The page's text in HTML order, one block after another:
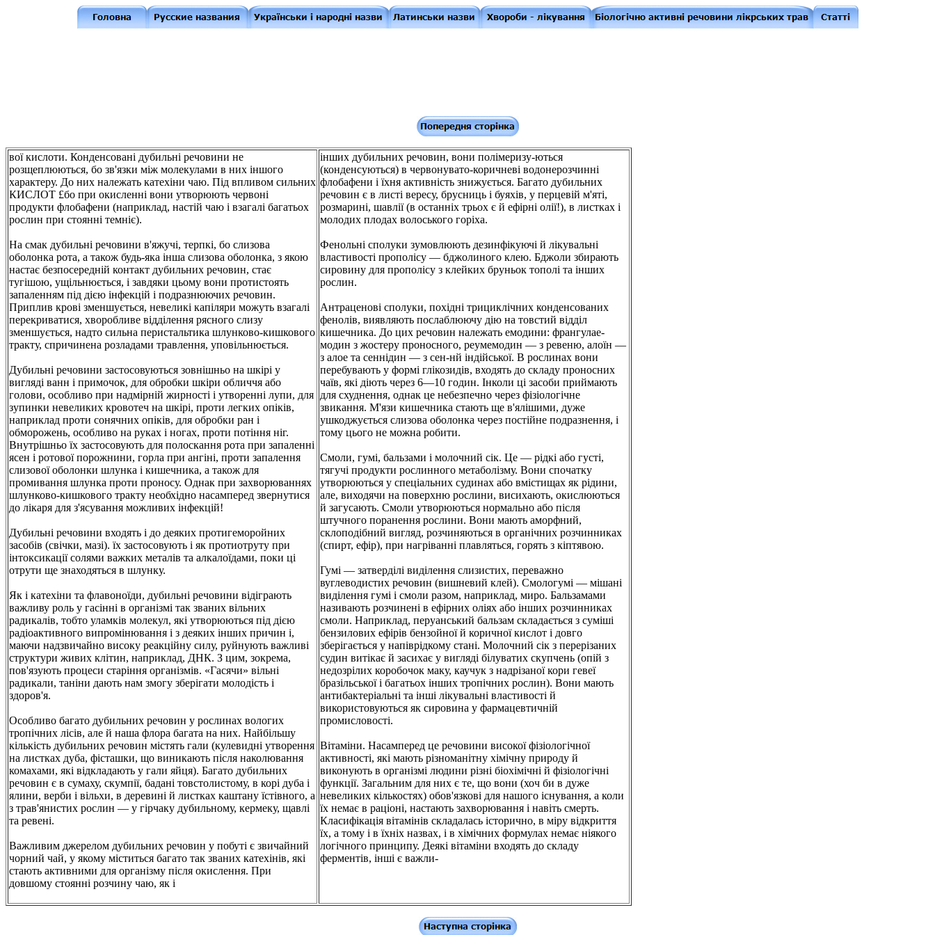
вої кислоти. Конденсовані дубильні речовини не
розщеплюються, бо зв'язки між молекулами в них іншого
характеру. До них належать катехіни чаю. Під впливом сильних
КИСЛОТ £бо при окисленні вони утворюють червоні
продукти флобафени (наприклад, настій чаю і взагалі багатьох
рослин при стоянні темніє).
На смак дубильні речовини в'яжучі, терпкі, бо слизова
оболонка рота, а також будь-яка інша слизова оболонка, з якою
настає безпосередній контакт дубильних речовин, стає
тугішою, ущільнюється, і завдяки цьому вони протистоять
запаленням під дією інфекцій і подразнюючих речовин.
Приплив крові зменшується, невеликі капіляри можуть взагалі
перекриватися, хворобливе відділення рясного слизу
зменшується, надто сильна перистальтика шлунково-кишкового
тракту, спричинена розладами травлення, уповільнюється.
Дубильні речовини застосовуються зовнішньо на шкірі у
вигляді ванн і примочок, для обробки шкіри обличчя або
голови, особливо при надмірній жирності і утворенні лупи, для
зупинки невеликих кровотеч на шкірі, проти легких опіків,
наприклад проти сонячних опіків, для обробки ран і
обморожень, особливо на руках і ногах, проти потіння ніг.
Внутрішньо їх застосовують для полоскання рота при запаленні
ясен і ротової порожнини, горла при ангіні, проти запалення
слизової оболонки шлунка і кишечника, а також для
промивання шлунка проти проносу. Однак при захворюваннях
шлунково-кишкового тракту необхідно насамперед звернутися
до лікаря для з'ясування можливих інфекцій!
Дубильні речовини входять і до деяких протигеморойних
засобів (свічки, мазі). їх застосовують і як протиотруту при
інтоксикації солями важких металів та алкалоїдами, поки ці
отрути ще знаходяться в шлунку.
Як і катехіни та флавоноїди, дубильні речовини відіграють
важливу роль у гасінні в організмі так званих вільних
радикалів, тобто уламків молекул, які утворюються під дією
радіоактивного випромінювання і з деяких інших причин і,
маючи надзвичайно високу реакційну силу, руйнують важливі
структури живих клітин, наприклад, ДНК. З цим, зокрема,
пов'язують процеси старіння організмів. «Гасячи» вільні
радикали, таніни дають нам змогу зберігати молодість і
здоров'я.
Особливо багато дубильних речовин у рослинах вологих
тропічних лісів, але й наша флора багата на них. Найбільшу
кількість дубильних речовин містять гали (кулевидні утворення
на листках дуба, фісташки, що виникають після наколювання
комахами, які відкладають у гали яйця). Багато дубильних
речовин є в сумаху, скумпії, бадані товстолистому, в корі дуба і
ялини, верби і вільхи, в деревині й листках каштану їстівного, а
з трав'янистих рослин — у гірчаку дубильному, кермеку, щавлі
та ревені.
Важливим джерелом дубильних речовин у побуті є звичайний
чорний чай, у якому міститься багато так званих катехінів, які
стають активними для організму після окислення. При
довшому стоянні розчину чаю, як і
інших дубильних речовин, вони полімеризу-ються
(конденсуються) в червонувато-коричневі водонерозчинні
флобафени і їхня активність знижується. Багато дубильних
речовин є в листі вересу, брусниць і буяхів, у перцевій м'яті,
розмарині, шавлії (в останніх трьох є й ефірні олії!), в листках і
молодих плодах волоського горіха.
Фенольні сполуки зумовлюють дезинфікуючі й лікувальні
властивості прополісу — бджолиного клею. Бджоли збирають
сировину для прополісу з клейких бруньок тополі та інших
рослин.
Антраценові сполуки, похідні трициклічних конденсованих
фенолів, виявляють послаблюючу дію на товстий відділ
кишечника. До цих речовин належать емодини: франгулае-
модин з жостеру проносного, реумемодин — з ревеню, алоїн —
з алое та сеннідин — з сен-нй індійської. В рослинах вони
перебувають у формі глікозидів, входять до складу проносних
чаїв, які діють через 6—10 годин. Інколи ці засоби приймають
для схуднення, однак це небезпечно через фізіологічне
звикання. М'язи кишечника стають ще в'ялішими, дуже
ушкоджується слизова оболонка через постійне подразнення, і
тому цього не можна робити.
Смоли, гумі, бальзами і молочний сік. Це — рідкі або густі,
тягучі продукти рослинного метаболізму. Вони спочатку
утворюються у спеціальних судинах або вмістищах як рідини,
але, виходячи на поверхню рослини, висихають, окислюються
й загусають. Смоли утворюються нормально або після
штучного поранення рослини. Вони мають аморфний,
склоподібний вигляд, розчиняються в органічних розчинниках
(спирт, ефір), при нагріванні плавляться, горять з кіптявою.
Гумі — затверділі виділення слизистих, переважно
вуглеводистих речовин (вишневий клей). Смологумі — мішані
виділення гумі і смоли разом, наприклад, миро. Бальзамами
називають розчинені в ефірних оліях або інших розчинниках
смоли. Наприклад, перуанський бальзам складається з суміші
бензилових ефірів бензойної й коричної кислот і довго
зберігається у напіврідкому стані. Молочний сік з перерізаних
судин витікає й засихає у вигляді білуватих скупчень (опій з
недозрілих коробочок маку, каучук з надрізаної кори гевеї
бразільської і багатьох інших тропічних рослин). Вони мають
антибактеріальні та інші лікувальні властивості й
використовуються як сировина у фармацевтичній
промисловості.
Вітаміни. Насамперед це речовини високої фізіологічної
активності, які мають різноманітну хімічну природу й
виконують в організмі людини різні біохімічні й фізіологічні
функції. Загальним для них є те, що вони (хоч би в дуже
невеликих кількостях) обов'язкові для нашого існування, а коли
їх немає в раціоні, настають захворювання і навіть смерть.
Класифікація вітамінів складалась історично, в міру відкриття
їх, а тому і в їхніх назвах, і в хімічних формулах немає ніякого
логічного принципу. Деякі вітаміни входять до складу
ферментів, інші є важли-